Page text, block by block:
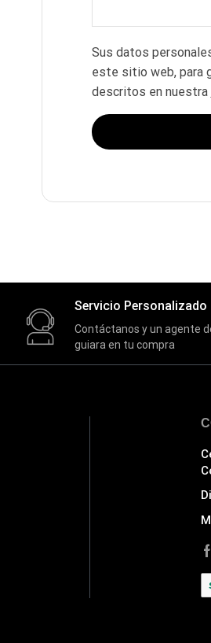
Sus datos
este sitio web, para
descritos en nuestra
Servicio Personalizado
Contáctanos y un agente
guiara en tu compra